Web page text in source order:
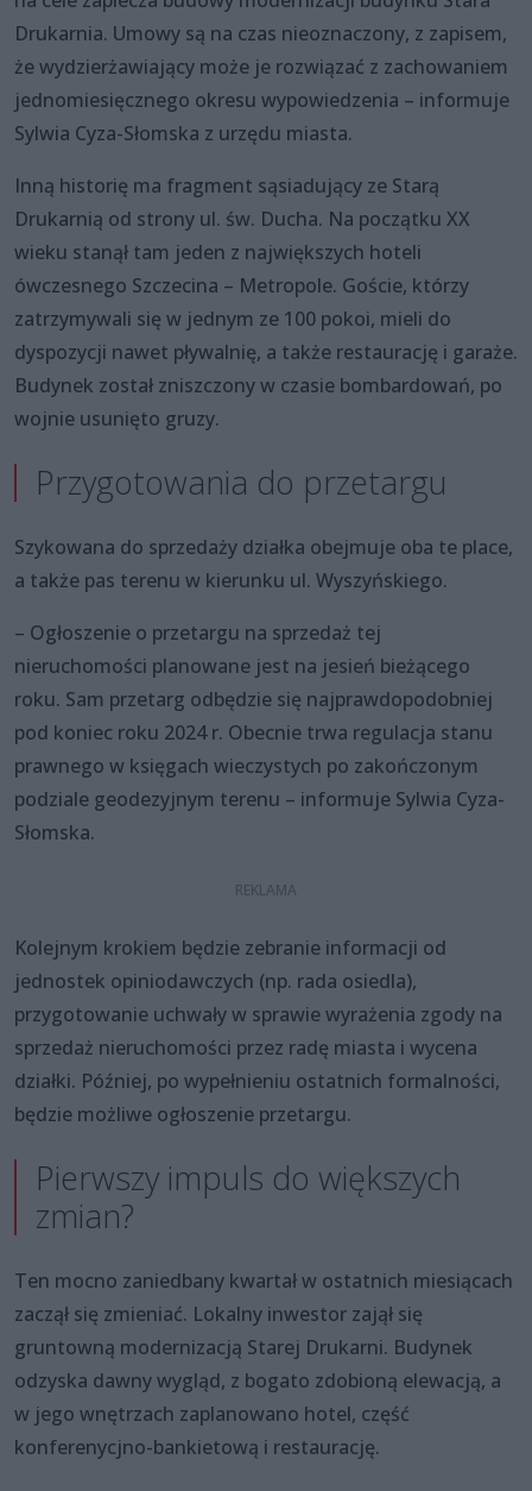
Drukarnia. Umowy są na czas nieoznaczony, z zapisem,
że wydzierżawiający może je rozwiązać z zachowaniem
jednomiesięcznego okresu wypowiedzenia – informuje
Sylwia Cyza-Słomska z urzędu miasta.
Inną historię ma fragment sąsiadujący ze Starą
Drukarnią od strony ul. św. Ducha. Na początku XX
wieku stanął tam jeden z największych hoteli
ówczesnego Szczecina – Metropole. Goście, którzy
zatrzymywali się w jednym ze 100 pokoi, mieli do
dyspozycji nawet pływalnię, a także restaurację i garaże.
Budynek został zniszczony w czasie bombardowań, po
wojnie usunięto gruzy.
Przygotowania do przetargu
Szykowana do sprzedaży działka obejmuje oba te place,
a także pas terenu w kierunku ul. Wyszyńskiego.
– Ogłoszenie o przetargu na sprzedaż tej
nieruchomości planowane jest na jesień bieżącego
roku. Sam przetarg odbędzie się najprawdopodobniej
pod koniec roku 2024 r. Obecnie trwa regulacja stanu
prawnego w księgach wieczystych po zakończonym
podziale geodezyjnym terenu – informuje Sylwia Cyza-
Słomska.
Kolejnym krokiem będzie zebranie informacji od
jednostek opiniodawczych (np. rada osiedla),
przygotowanie uchwały w sprawie wyrażenia zgody na
sprzedaż nieruchomości przez radę miasta i wycena
działki. Później, po wypełnieniu ostatnich formalności,
będzie możliwe ogłoszenie przetargu.
Pierwszy impuls do większych
zmian?
Ten mocno zaniedbany kwartał w ostatnich miesiącach
zaczął się zmieniać. Lokalny inwestor zajął się
gruntowną modernizacją Starej Drukarni. Budynek
odzyska dawny wygląd, z bogato zdobioną elewacją, a
w jego wnętrzach zaplanowano hotel, część
konferenycjno-bankietową i restaurację.